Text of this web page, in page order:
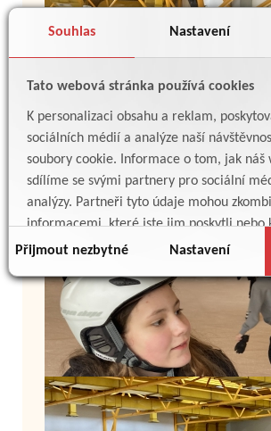
Souhlas Nastavení
Tato webová stránka používá cookies
K personalizaci obsahu a reklam,
sociálních médií a analýze naší
soubory cookie. Informace o tom, jak náš
sdílíme se svými partnery pro sociální
analýzy. Partneři tyto údaje mohou
informacemi, které jste jim poskytli nebo
důsledku toho, že používáte jejich služby.
Přijmout nezbytné Nastavení